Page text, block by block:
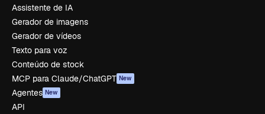
Assistente de IA
Gerador de imagens
Gerador de vídeos
Texto para voz
Conteúdo de stock
MCP para Claude/ChatGPT New
Agentes New
API